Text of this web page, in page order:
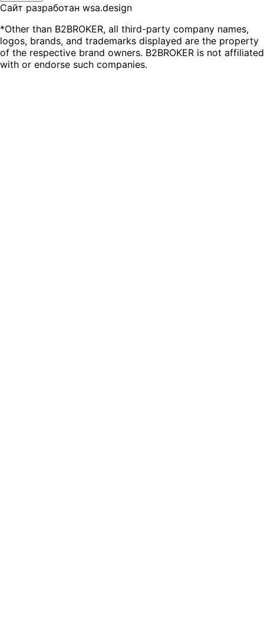
Сайт разработан wsa.design
*Other than B2BROKER, all third-party company names,
logos, brands, and trademarks displayed are the property
of the respective brand owners. B2BROKER is not affiliated
with or endorse such companies.